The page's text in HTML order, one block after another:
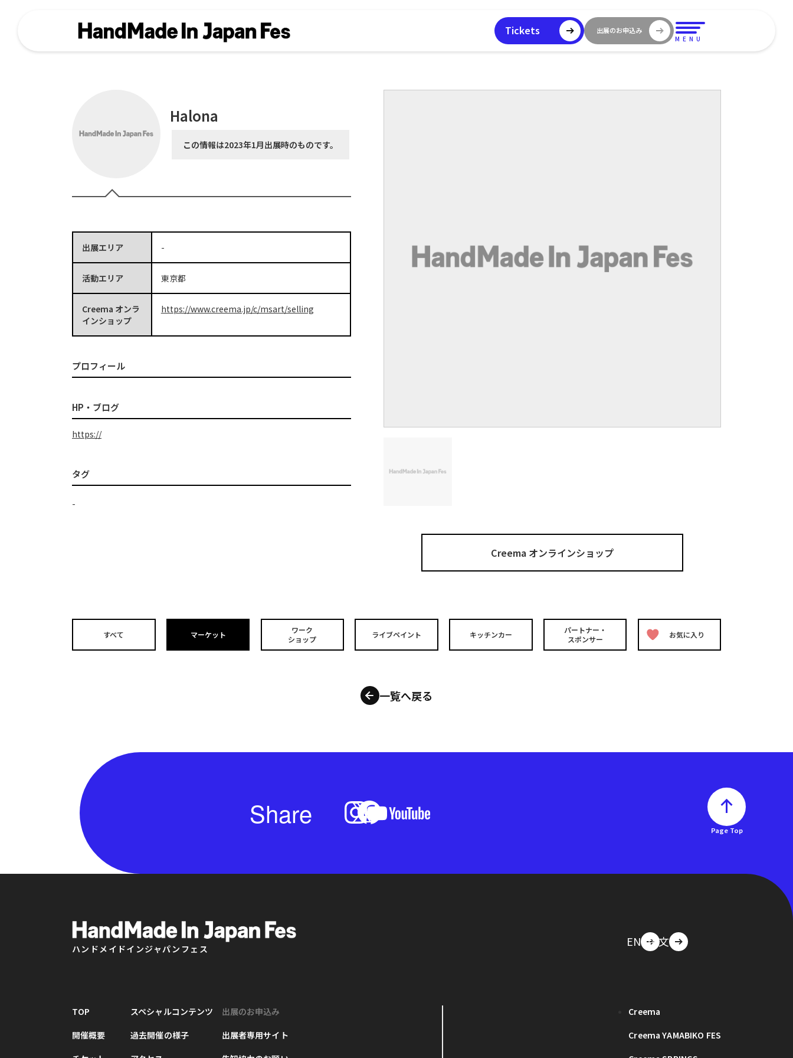
Tickets 出展のお申込み
MENU
Halona
この情報は2023年1月出展時のものです。
出展エリア -
活動エリア 東京都
Creema オンラ
インショップ
https://www.creema.jp/c/msart/selling
プロフィール
HP・ブログ
https://
タグ
-
Creema オンラインショップ
すべて マーケット
ワーク
ショップ
ライブペイント キッチンカー
パートナー・
スポンサー
お気に入り
一覧へ戻る
Share
Page Top
ハンドメイドインジャパンフェス
EN 中文
TOP
開催概要
スペシャルコンテンツ
過去開催の様子
出展のお申込み
出展者専用サイト
Creema
Creema YAMABIKO FES